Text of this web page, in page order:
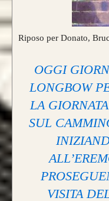
Riposo per Donato,
OGGI
LONGBOW
LA
SUL
VISITA